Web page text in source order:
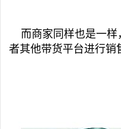
而商家同样也是一样
者其他带货平台进行销